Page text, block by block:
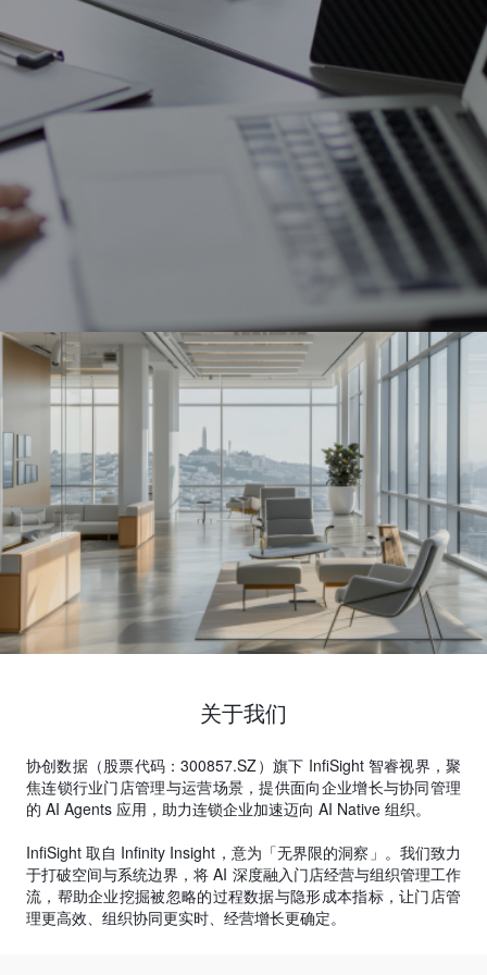
关于我们
协创数据（股票代码：300857.SZ）旗下 InfiSight 智睿视界，聚
焦连锁行业门店管理与运营场景，提供面向企业增长与协同管理
的 AI Agents 应用，助力连锁企业加速迈向 AI Native 组织。
InfiSight 取自 Infinity Insight，意为「无界限的洞察」。我们致力
于打破空间与系统边界，将 AI 深度融入门店经营与组织管理工作
流，帮助企业挖掘被忽略的过程数据与隐形成本指标，让门店管
理更高效、组织协同更实时、经营增长更确定。